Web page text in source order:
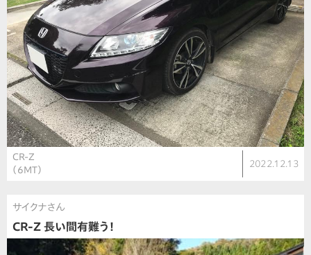
CR-Z
（6MT）
2022.12.13
サイクナさん
CR-Z 長い間有難う！